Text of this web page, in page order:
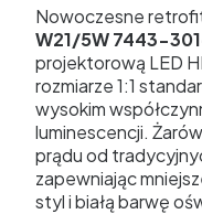
Nowoczesne
W21/5W 7443-
projektorową LED
rozmiarze 1:1
wysokim
luminescencji.
prądu od
zapewniając
styl i białą barwę